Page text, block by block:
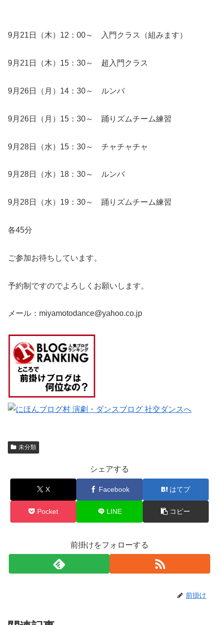
9月21日（木）12：00～ 入門クラス（組みます）
9月21日（木）15：30～ 超入門クラス
9月26日（月）14：30～ ルンバ
9月26日（月）15：30～ 踊りズムチーム練習
9月28日（水）15：30～ チャチャチャ
9月28日（水）18：30～ ルンバ
9月28日（水）19：30～ 踊りズムチーム練習
各45分
ご参加お待ちしています。
予約制ですのでよろしくお願いします。
メール：miyamotodance@yahoo.co.jp
未分類
シェアする
X Facebook はてブ
Pocket LINE コピー
前掛けをフォローする
前掛け